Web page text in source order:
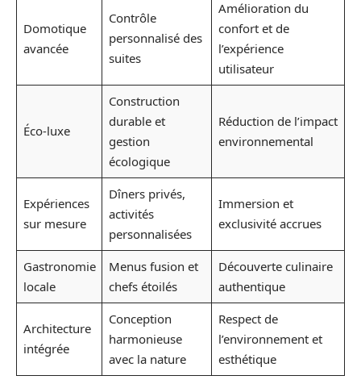
Domotique
avancée
Contrôle
personnalisé des
suites
Amélioration du
confort et de
l’expérience
utilisateur
Éco-luxe
Construction
durable et
gestion
écologique
Réduction de l’impact
environnemental
Expériences
sur mesure
Dîners privés,
activités
personnalisées
Immersion et
exclusivité accrues
Gastronomie
locale
Menus fusion et
chefs étoilés
Découverte culinaire
authentique
Architecture
intégrée
Conception
harmonieuse
avec la nature
Respect de
l’environnement et
esthétique